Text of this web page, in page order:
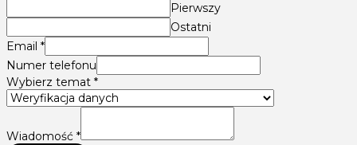
Pierwszy
Ostatni
Email *
Numer telefonu
Wybierz temat *
Wiadomość *